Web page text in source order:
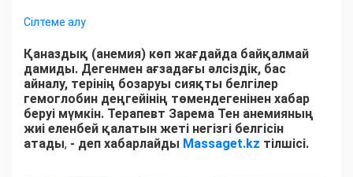
Сілтеме алу
Қаназдық (анемия) көп жағдайда байқалмай
дамиды. Дегенмен ағзадағы әлсіздік, бас
айналу, терінің бозаруы сияқты белгілер
гемоглобин деңгейінің төмендегенінен хабар
беруі мүмкін. Терапевт Зарема Тен анемияның
жиі еленбей қалатын жеті негізгі белгісін
атады, - деп хабарлайды Massaget.kz тілшісі.